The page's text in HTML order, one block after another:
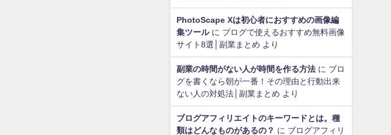
PhotoScape Xは初心者におすすめの画像編
集ツールに ブログで使えるおすすめ無料画像
サイト8選│副業まとめ より
副業の時間がない人が時間を作る方法に ブロ
グを書くなら朝が一番！その理由と行動出来
ない人の対処法│副業まとめ より
ブログアフィリエイトのキーワードとは。種
類はどんなものがあるの？ に ブログアフィリ